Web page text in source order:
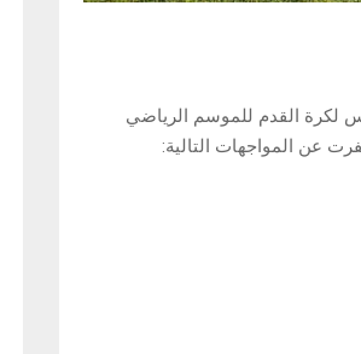
لكرة القدم للموسم الرياضي
عن المواجهات التالية: